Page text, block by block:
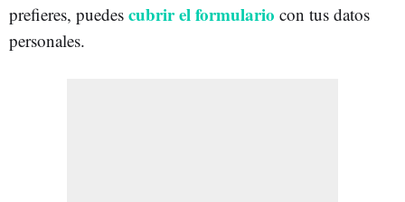
prefieres, puedes cubrir el formulario con tus datos
personales.